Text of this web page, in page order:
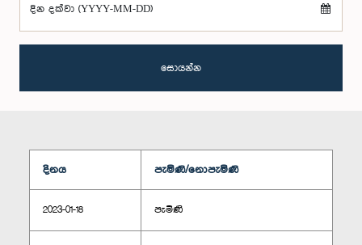
දින දක්වා (YYYY-MM-DD)
සොයන්න
දිනය පැමිණි/නොපැමිණි
2023-01-18 පැමිණි